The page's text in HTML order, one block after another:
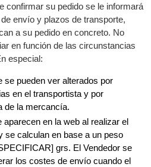
confirmar su pedido se le informará
envío y plazos de transporte,
a su pedido en concreto. No
en función de las circunstancias
especial:
se pueden ver alterados por
en el transportista y por
de la mercancía.
en la web al realizar el
se calculan en base a un peso
grs. El Vendedor se
los costes de envío cuando el